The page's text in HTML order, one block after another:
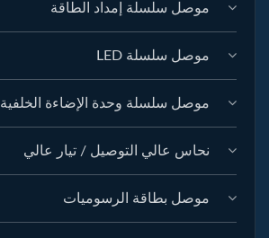
موصل سلسلة إمداد الطاقة
موصل سلسلة LED
موصل سلسلة وحدة الإضاءة الخلفية
نحاس عالي التوصيل / تيار عالي
موصل بطاقة الرسوميات